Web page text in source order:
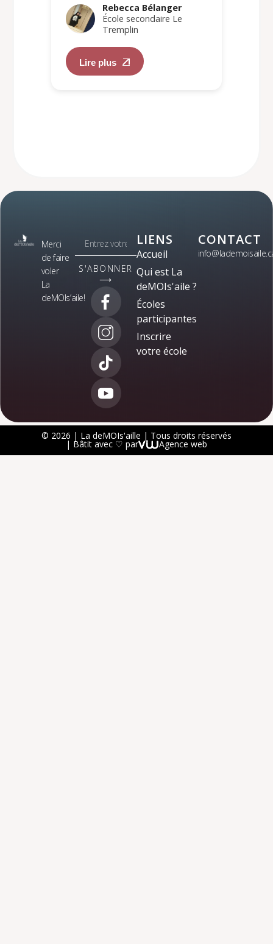
Rebecca Bélanger
École secondaire Le
Tremplin
Lire plus
Merci
de faire
voler
La
deMOIs’aile!
S'ABONNER
⟶
LIENS
Accueil
Qui est La
deMOIs'aile ?
Écoles
participantes
Inscrire
votre école
CONTACT
© 2026 | La deMOIs'aille | Tous droits réservés
| Bâtit avec ♡ par Agence web